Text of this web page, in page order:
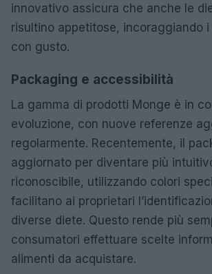
innovativo assicura che anche le
risultino appetitose, incoraggiando
con gusto.
Packaging e accessibilità
La gamma di prodotti Monge è in
evoluzione, con nuove referenze
regolarmente. Recentemente, il
aggiornato per diventare più
riconoscibile, utilizzando colori
facilitano ai proprietari
diverse diete. Questo rende più
consumatori effettuare scelte
alimenti da acquistare.